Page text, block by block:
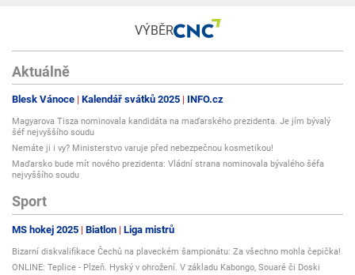
VÝBĚR
Aktuálně
Blesk Vánoce Kalendář svátků 2025 INFO.cz
Magyarova Tisza nominovala kandidáta na maďarského prezidenta. Je jím bývalý
šéf nejvyššího soudu
Nemáte ji i vy? Ministerstvo varuje před nebezpečnou kosmetikou!
Maďarsko bude mít nového prezidenta: Vládní strana nominovala bývalého šéfa
nejvyššího soudu
Sport
MS hokej 2025 Biatlon Liga mistrů
Bizarní diskvalifikace Čechů na plaveckém šampionátu: Za všechno mohla čepička!
ONLINE: Teplice - Plzeň. Hyský v ohrožení. V základu Kabongo, Souaré či Doski